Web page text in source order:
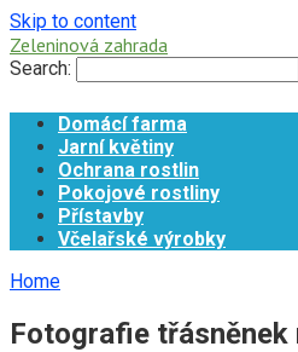
Skip to content
Zeleninová zahrada
Search:
Domácí farma
Jarní květiny
Ochrana rostlin
Pokojové rostliny
Přístavby
Včelařské výrobky
Home
Fotografie třásněnek